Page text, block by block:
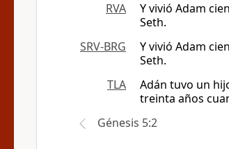
RVA
Y vivió Adam
Seth.
SRV-BRG
Y vivió Adam
Seth.
TLA
Adán tuvo un
treinta años
Génesis 5:2